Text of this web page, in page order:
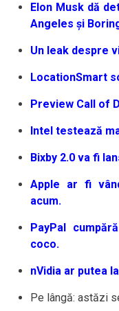
Elon Musk dă
Angeles și
Un leak despre
LocationSmart
Preview Call of
Intel testează
Bixby 2.0 va fi
Apple ar fi
acum.
PayPal
coco.
nVidia ar putea
Pe lângă: astăzi